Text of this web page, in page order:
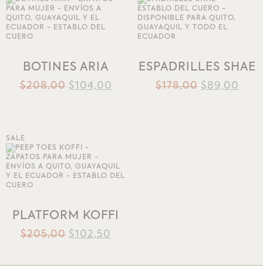
BOTINES ARIA
$208,00 $104,00
ESPADRILLES SHAE
$178,00 $89,00
SALE
PLATFORM KOFFI
$205,00 $102,50